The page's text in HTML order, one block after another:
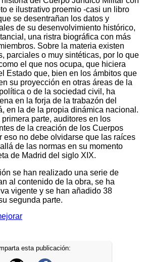
e ilustrativo proemio -casi un libro
se desentrañan los datos y
de su desenvolvimiento histórico,
una ristra biográfica con más
Sobre la materia existen
parciales o muy sintéticas, por lo que
el que nos ocupa, que hiciera
Estado que, bien en los ámbitos que
su proyección en otras áreas de la
o de la sociedad civil, ha
en la forja de la trabazón del
en la de la propia dinámica nacional.
parte, auditores en los
de la creación de los Cuerpos
eso no debe olvidarse que las raíces
de las normas en su momento
de Madrid del siglo XIX.
se han realizado una serie de
al contenido de la obra, se ha
vigente y se han añadido 38
segunda parte.
esta publicación: